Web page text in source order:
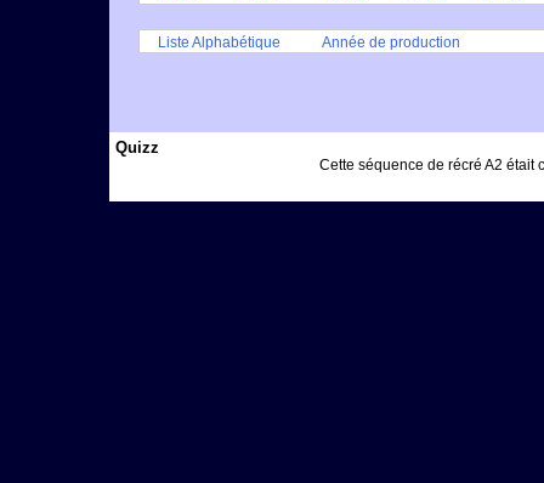
Liste Alphabétique Année de production
Quizz
Cette séquence de récré A2 était